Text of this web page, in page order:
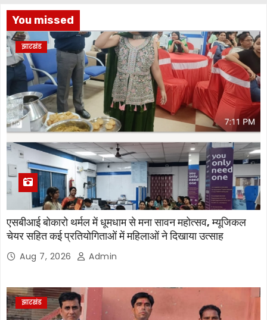
You missed
झारखंड
एसबीआई बोकारो थर्मल में धूमधाम से मना सावन महोत्सव, म्यूजिकल
चेयर सहित कई प्रतियोगिताओं में महिलाओं ने दिखाया उत्साह
Aug 7, 2026 Admin
झारखंड